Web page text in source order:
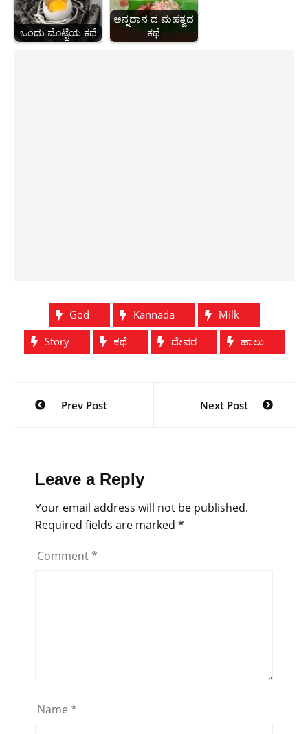
ಒಂದು ಮೊಟ್ಟೆಯ ಕಥೆ
ಅನ್ನದಾನ ದ ಮಹತ್ವದ
ಕಥೆ
God Kannada
Milk
Story
ಕಥೆ ದೇವರ ಹಾಲು
navigation
Prev Post Next Post
Leave a Reply
Your email address will not be published.
Required fields are marked *
Comment *
Name *